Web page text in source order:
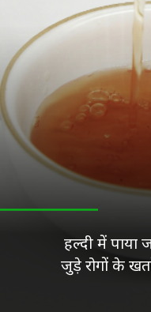
हल्दी में पाया
जुड़े रोगों के